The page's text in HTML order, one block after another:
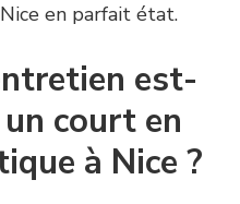
en parfait état.
est-
court en
à Nice ?